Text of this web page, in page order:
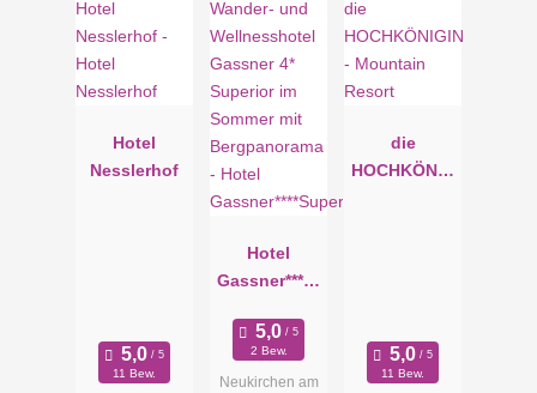
Hotel
Nesslerhof
11 Bew.
Hotel
Gassner****S
2 Bew.
Neukirchen am
die
HOCHKÖNIG
11 Bew.